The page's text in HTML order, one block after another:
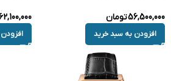
56,500,000تومان
افزودن به سبد خرید